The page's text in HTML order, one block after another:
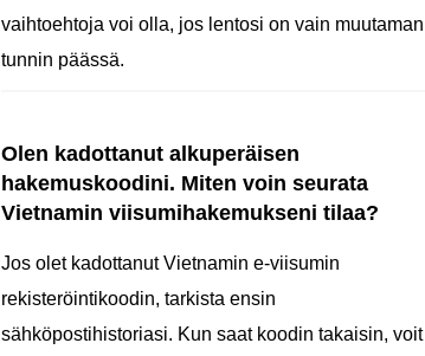
vaihtoehtoja voi olla, jos lentosi on vain muutaman
tunnin päässä.
Olen kadottanut alkuperäisen
hakemuskoodini. Miten voin seurata
Vietnamin viisumihakemukseni tilaa?
Jos olet kadottanut Vietnamin e-viisumin
rekisteröintikoodin, tarkista ensin
sähköpostihistoriasi. Kun saat koodin takaisin, voit